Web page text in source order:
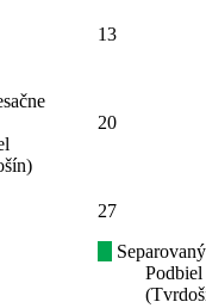
13
20
27
Podbiel